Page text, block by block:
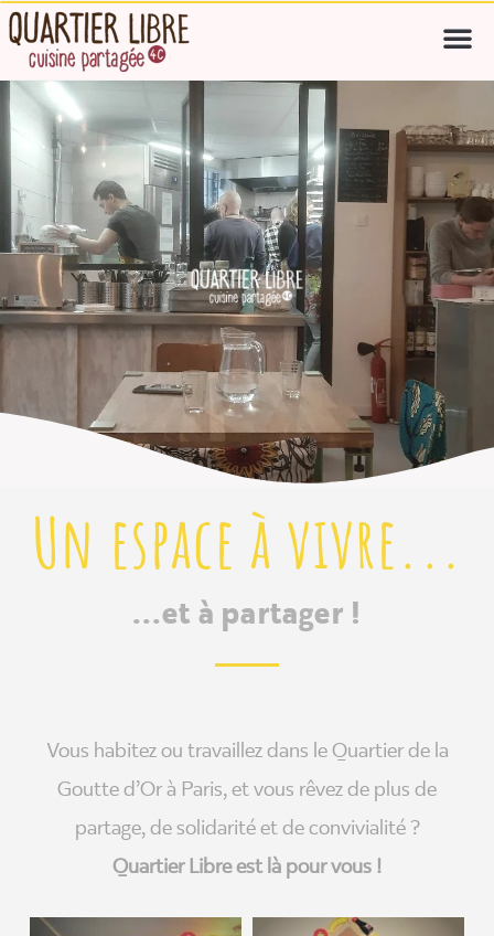
Un espace à vivre...
...et à partager !
Vous habitez ou travaillez dans le Quartier de la
Goutte d’Or à Paris, et vous rêvez de plus de
partage, de solidarité et de convivialité ?
Quartier Libre est là pour vous !